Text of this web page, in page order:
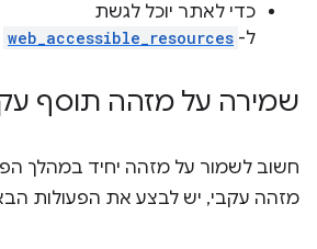
כדי לאתר יוכל לגשת
ל- web_accessible_resources
שמירה על מזהה תוסף
חשוב לשמור על מזהה יחיד במהלך
מזהה עקבי, יש לבצע את הפעולות